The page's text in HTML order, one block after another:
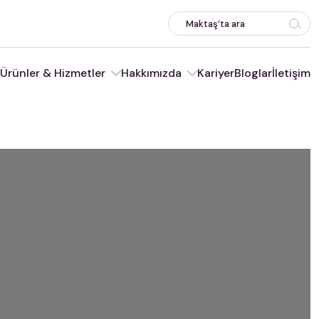
Ürünler & Hizmetler Hakkımızda KariyerBloglarİletişim